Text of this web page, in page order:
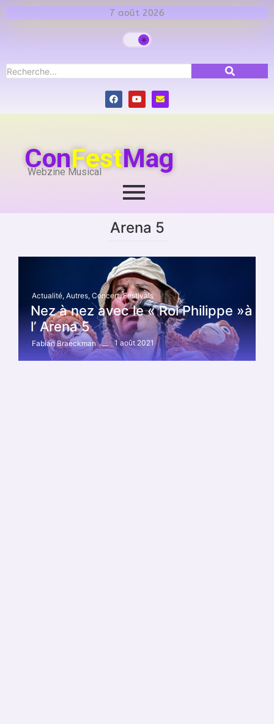
7 août 2026
ConFestMag
Webzine Musical
Arena 5
Actualité, Autres, Concert, Festivals
Nez à nez avec le « Roi Philippe »à
l’ Arena 5
Fabian Braeckman 1 août 2021